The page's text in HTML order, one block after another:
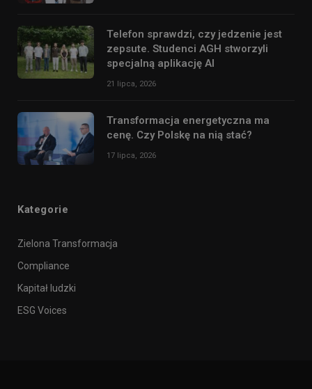
Telefon sprawdzi, czy jedzenie jest
zepsute. Studenci AGH stworzyli
specjalną aplikację AI
21 lipca, 2026
Transformacja energetyczna ma
cenę. Czy Polskę na nią stać?
17 lipca, 2026
Kategorie
Zielona Transformacja
Compliance
Kapitał ludzki
ESG Voices